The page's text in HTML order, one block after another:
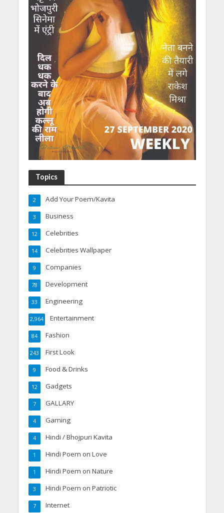
Topics
Add Your Poem/Kavita
2
Business
3
Celebrities
12
Celebrities Wallpaper
14
Companies
9
Development
78
Engineering
33
Entertainment
2,964
Fashion
84
First Look
243
Food & Drinks
9
Gadgets
12
GALLARY
7
Gaming
4
Hindi / Bhojpuri Kavita
4
Hindi Poem on Love
1
Hindi Poem on Nature
1
Hindi Poem on Patriotic
3
Internet
7